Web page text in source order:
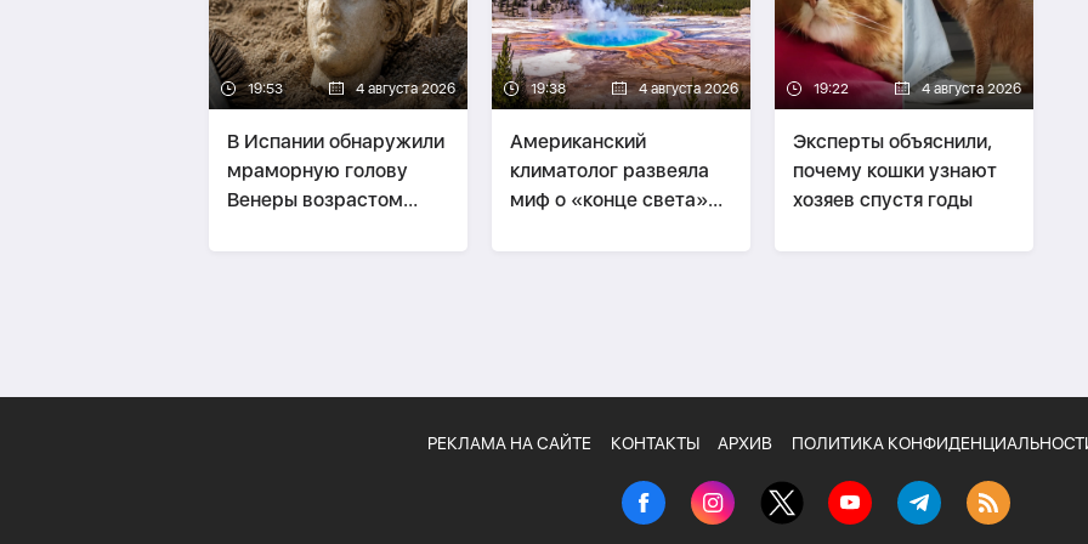
19:53 4 августа 2026
В Испании обнаружили
мраморную голову
Венеры возрастом
19:38 4 августа 2026
Американский
климатолог развеяла
миф о «конце света»
19:22 4 августа 2026
Эксперты объяснили,
почему кошки узнают
хозяев спустя годы
РЕКЛАМА НА САЙТЕ КОНТАКТЫ АРХИВ ПОЛИТИКА